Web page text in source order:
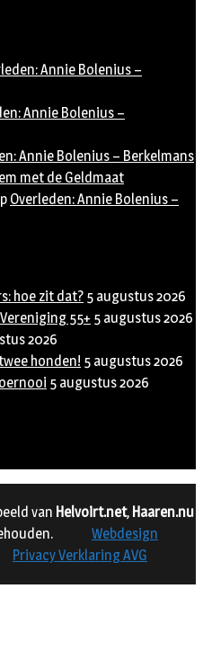
Annie Bolenius –
Annie Bolenius –
Annie Bolenius – Berkelmans
met de Geldmaat
Overleden: Annie Bolenius –
hoe zit dat? 5 augustus 2026
55+ 5 augustus 2026
2026
honden! 5 augustus 2026
5 augustus 2026
van Helvoirt.net, Haaren.nu
Webdesign
Privacy Verklaring AVG